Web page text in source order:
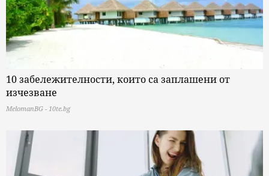
10 забележителности, които са заплашени от
изчезване
MelomanBG - 10te.bg